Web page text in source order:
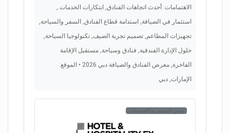
الاهتمامات: أحدث اتجاهات الفنادق, ابتكارات الخدمات.,
استثمار في الضيافة, استدامة قطاع الفنادق, السفر والسياحة,
تجهيزات المطاعم, تصميم تجربة الضيف, تكنولوجيا السياحة,
حلول الإدارة الفندقية, فنادق وسياحة, مستقبل الإقامة
الفاخرة, معرض الفنادق والضيافة دبي 2026 • الموقع:
الإمارات, دبي
نفس التصنيف والاهتمامات